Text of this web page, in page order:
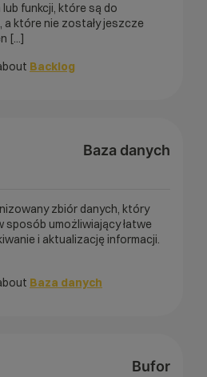
funkcji, które są do
a które nie zostały jeszcze
[...]
Backlog
Baza danych
zbiór danych, który
umożliwiający łatwe
i aktualizację informacji.
Baza danych
Bufor